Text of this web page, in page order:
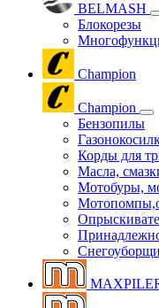
BELMASH
Блокорезы
Champion
Champion
Бензопилы
Корды для
Масла,
Мотобуры,